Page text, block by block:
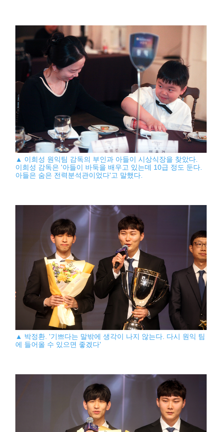
▲ 이희성 원익팀 감독의 부인과 아들이 시상식장을 찾았다.
이희성 감독은 '아들이 바둑을 배우고 있는데 10급 정도 둔다.
아들은 숨은 전력분석관이었다'고 말했다.
▲ 박정환. '기쁘다는 말밖에 생각이 나지 않는다. 다시 원익 팀
에 들어올 수 있으면 좋겠다'